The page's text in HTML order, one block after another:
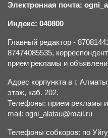
Электронная почта:
Индекс: 040800
Главный редактор -
87474085535,
прием рекламы и
Адрес корпункта в г.
этаж, каб. 202.
Телефоны: прием рекламы
mail: ogni_alatau@mail.ru
Телефоны собкоров: по